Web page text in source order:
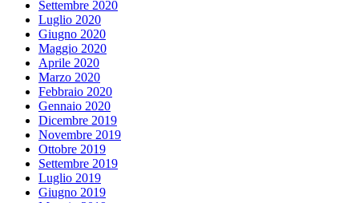
Settembre 2020
Luglio 2020
Giugno 2020
Maggio 2020
Aprile 2020
Marzo 2020
Febbraio 2020
Gennaio 2020
Dicembre 2019
Novembre 2019
Ottobre 2019
Settembre 2019
Luglio 2019
Giugno 2019